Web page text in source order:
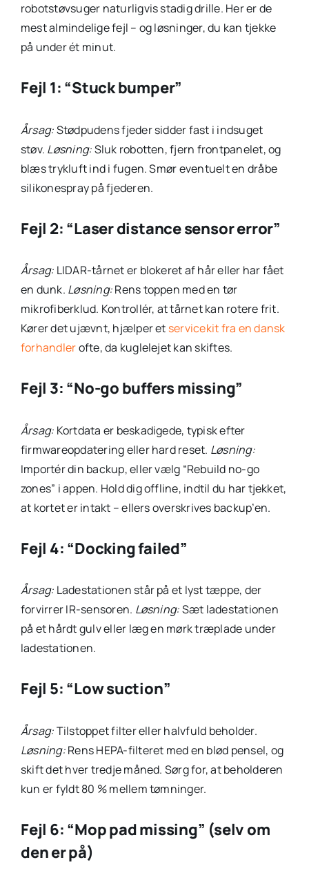
robotstøvsuger naturligvis stadig drille. Her er de
mest almindelige fejl – og løsninger, du kan tjekke
på under ét minut.
Fejl 1: “Stuck bumper”
Årsag:Stødpudens fjeder sidder fast i indsuget
støv. Løsning:Sluk robotten, fjern frontpanelet, og
blæs trykluft ind i fugen. Smør eventuelt en dråbe
silikonespray på fjederen.
Fejl 2: “Laser distance sensor error”
Årsag: LIDAR-tårnet er blokeret af hår eller har fået
en dunk. Løsning:Rens toppen med en tør
mikrofiberklud. Kontrollér, at tårnet kan rotere frit.
Kører det ujævnt, hjælper et servicekit fra en dansk
forhandlerofte, da kuglelejet kan skiftes.
Fejl 3: “No-go buffers missing”
Årsag: Kortdata er beskadigede, typisk efter
firmwareopdatering eller hard reset. Løsning:
Importér din backup, eller vælg “Rebuild no-go
zones” i appen. Hold dig offline, indtil du har tjekket,
at kortet er intakt – ellers overskrives backup’en.
Fejl 4: “Docking failed”
Årsag: Ladestationen står på et lyst tæppe, der
forvirrer IR-sensoren. Løsning:Sæt ladestationen
på et hårdt gulv eller læg en mørk træplade under
ladestationen.
Fejl 5: “Low suction”
Årsag:Tilstoppet filter eller halvfuld beholder.
Løsning:Rens HEPA-filteret med en blød pensel, og
skift det hver tredje måned. Sørg for, at beholderen
kun er fyldt 80 % mellem tømninger.
Fejl 6: “Mop pad missing” (selv om
den er på)